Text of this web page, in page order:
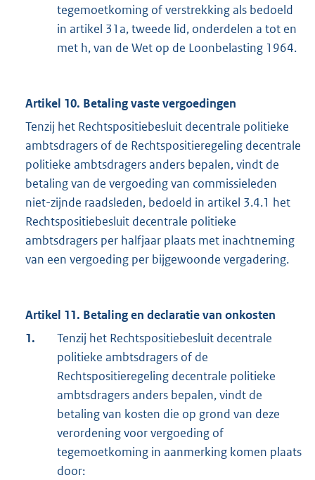
tegemoetkoming of verstrekking als bedoeld
in artikel 31a, tweede lid, onderdelen a tot en
met h, van de Wet op de Loonbelasting 1964.
Artikel 10. Betaling vaste vergoedingen
Tenzij het Rechtspositiebesluit decentrale politieke
ambtsdragers of de Rechtspositieregeling decentrale
politieke ambtsdragers anders bepalen, vindt de
betaling van de vergoeding van commissieleden
niet-zijnde raadsleden, bedoeld in artikel 3.4.1 het
Rechtspositiebesluit decentrale politieke
ambtsdragers per halfjaar plaats met inachtneming
van een vergoeding per bijgewoonde vergadering.
Artikel 11. Betaling en declaratie van onkosten
1.
Tenzij het Rechtspositiebesluit decentrale
politieke ambtsdragers of de
Rechtspositieregeling decentrale politieke
ambtsdragers anders bepalen, vindt de
betaling van kosten die op grond van deze
verordening voor vergoeding of
tegemoetkoming in aanmerking komen plaats
door: